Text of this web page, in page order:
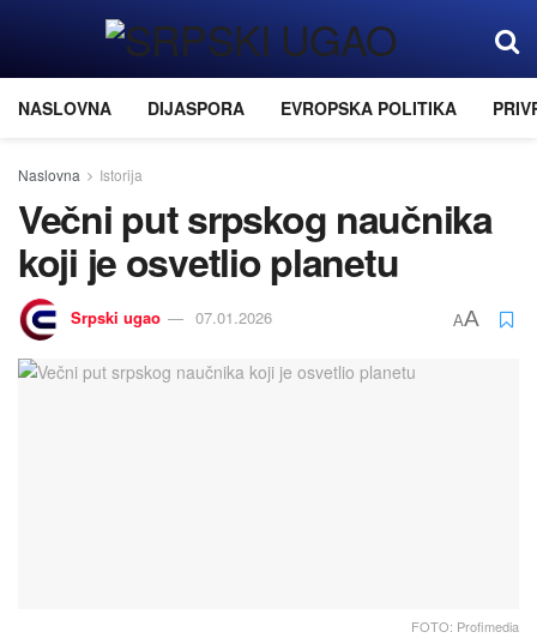
NASLOVNA DIJASPORA EVROPSKA POLITIKA
Naslovna Istorija
Večni put srpskog naučnika
koji je osvetlio planetu
Srpski ugao 07.01.2026 AA
FOTO: Profimedia